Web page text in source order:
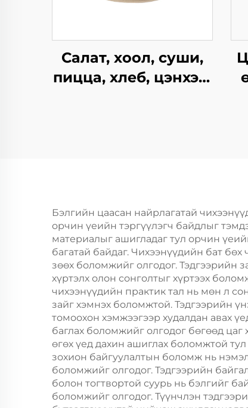
Салат, хоол, суши,
пицца, хлеб, цэнхэр,
хавтангаас бүрдсэн
дагуу, цэцэг, хөнгөн
хоолны ашиглахад
Бэлгийн цаасан найрлагатай
орчин үеийн тэргүүлэгч байдлыг
материалыг ашигладаг тул орчин
багатай байдаг. Чихээнүүдийн бат
зөөх боломжийг олгодог. Тэдгээрийн
хүртэлх олон сонголтыг хүртээх
чихээнүүдийн практик тал нь мөн л
зайг хэмнэх боломжтой. Тэдгээрийн
томоохон хэмжээгээр худалдан авах
баглах боломжийг олгодог бөгөөд
өгөх үед дахин ашиглах боломжтой
зохион байгуулалтын боломж нь
боломжийг олгодог. Тэдгээрийн
болон тогтвортой суурь нь бэлгийг
боломжийг олгодог. Түүнчлэн